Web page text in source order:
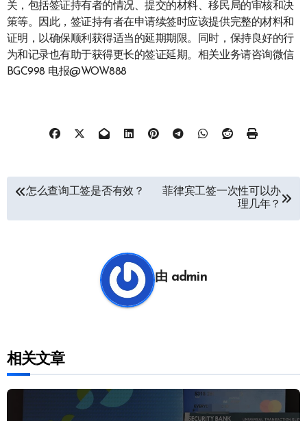
关，包括签证持有者的情况、提交的材料、移民局的审核和决
策等。因此，签证持有者在申请续签时应该提供完整的材料和
证明，以确保顺利获得适当的延期期限。同时，保持良好的行
为和记录也有助于获得更长的签证延期。相关业务请咨询微信
BGC998 电报@WOW888
文 怎么查询工签是否有效？
菲律宾工签一次性可以办
理几年？
由 admin
相关文章